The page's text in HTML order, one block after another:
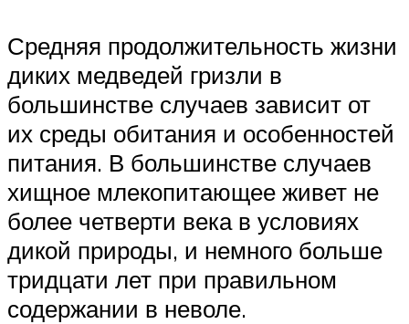
Средняя продолжительность жизни
диких медведей гризли в
большинстве случаев зависит от
их среды обитания и особенностей
питания. В большинстве случаев
хищное млекопитающее живет не
более четверти века в условиях
дикой природы, и немного больше
тридцати лет при правильном
содержании в неволе.